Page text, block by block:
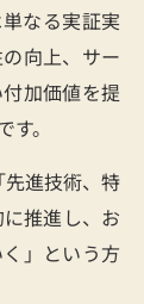
なる実証実
向上、サー
加価値を提
。
進技術、特
推進し、お
」という方